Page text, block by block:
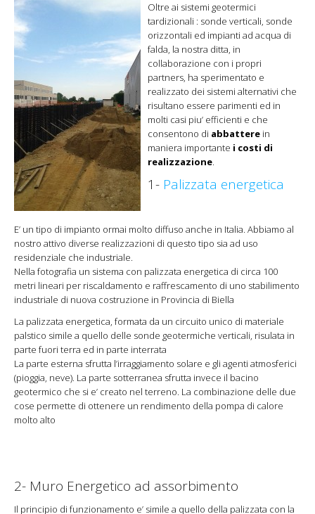
Oltre ai sistemi geotermici
tardizionali : sonde verticali, sonde
orizzontali ed impianti ad acqua di
falda, la nostra ditta, in
collaborazione con i propri
partners, ha sperimentato e
realizzato dei sistemi alternativi che
risultano essere parimenti ed in
molti casi piu’ efficienti e che
consentono di abbattere in
maniera importante i costi di
realizzazione.
1- Palizzata energetica
E’ un tipo di impianto ormai molto diffuso anche in Italia. Abbiamo al
nostro attivo diverse realizzazioni di questo tipo sia ad uso
residenziale che industriale.
Nella fotografia un sistema con palizzata energetica di circa 100
metri lineari per riscaldamento e raffrescamento di uno stabilimento
industriale di nuova costruzione in Provincia di Biella
La palizzata energetica, formata da un circuito unico di materiale
palstico simile a quello delle sonde geotermiche verticali, risulata in
parte fuori terra ed in parte interrata
La parte esterna sfrutta l’irraggiamento solare e gli agenti atmosferici
(pioggia, neve). La parte sotterranea sfrutta invece il bacino
geotermico che si e’ creato nel terreno. La combinazione delle due
cose permette di ottenere un rendimento della pompa di calore
molto alto
2- Muro Energetico ad assorbimento
Il principio di funzionamento e’ simile a quello della palizzata con la